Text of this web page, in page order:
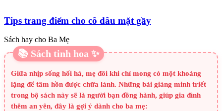
Tips trang điểm cho cô dâu mặt gầy
Sách hay cho Ba Mẹ
📚 Sách tinh hoa ✨
Giữa nhịp sống hối hả, mẹ đôi khi chỉ mong có một khoảng
lặng để tâm hồn được chữa lành. Những bài giảng minh triết
trong bộ sách này sẽ là người bạn đồng hành, giúp gia đình
thêm an yên, đây là gợi ý dành cho ba mẹ: